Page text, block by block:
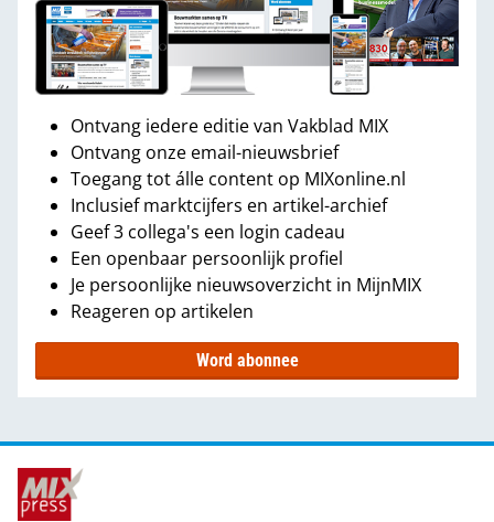
Ontvang iedere editie van Vakblad MIX
Ontvang onze email-nieuwsbrief
Toegang tot álle content op MIXonline.nl
Inclusief marktcijfers en artikel-archief
Geef 3 collega's een login cadeau
Een openbaar persoonlijk profiel
Je persoonlijke nieuwsoverzicht in MijnMIX
Reageren op artikelen
Word abonnee